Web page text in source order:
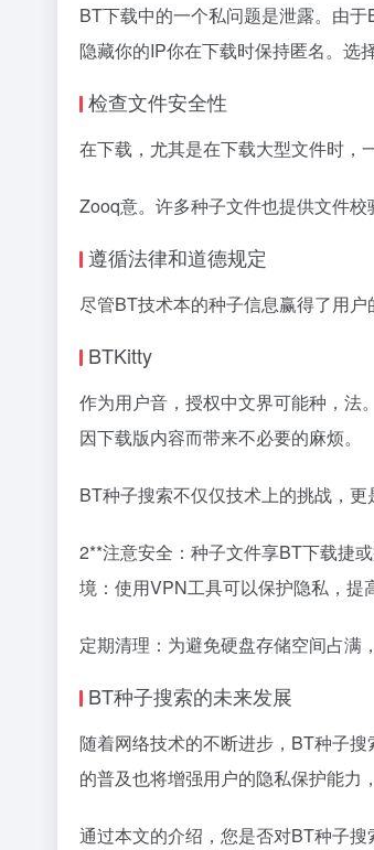
BT下载中的一个私问题是泄露。由
隐藏你的IP你在下载时保持匿名。选
检查文件安全性
在下载，尤其是在下载大型文件时，
Zooq意。许多种子文件也提供文件校
遵循法律和道德规定
尽管BT技术本的种子信息赢得了用
BTKitty
作为用户音，授权中文界可能种，法
因下载版内容而带来不必要的麻烦。
BT种子搜索不仅仅技术上的挑战，
2**注意安全：种子文件享BT下载捷
境：使用VPN工具可以保护隐私，提
定期清理：为避免硬盘存储空间占满
BT种子搜索的未来发展
随着网络技术的不断进步，BT种子
的普及也将增强用户的隐私保护能力
通过本文的介绍，您是否对BT种子